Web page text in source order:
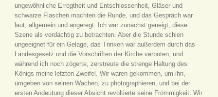
ungewöhnliche Erregtheit und Entschlossenheit, Gläser und
schwarze Flaschen machten die Runde, und das Gespräch war
laut, allgemein und angeregt. Ich war zunächst geneigt, diese
Szene als verdächtig zu betrachten. Aber die Stunde schien
ungeeignet für ein Gelage, das Trinken war außerdem durch das
Landesgesetz und die Vorschriften der Kirche verboten, und
während ich noch zögerte, zerstreute die strenge Haltung des
Königs meine letzten Zweifel. Wir waren gekommen, um ihn,
umgeben von seinen Wachen, zu photographieren, und bei der
ersten Andeutung dieser Absicht revoltierte seine Frömmigkeit. Wir